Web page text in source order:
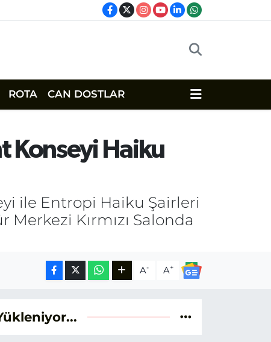
ROTA CAN DOSTLAR
Konseyi Haiku
ile Entropi Haiku Şairleri
Kırmızı Salonda
A- A+